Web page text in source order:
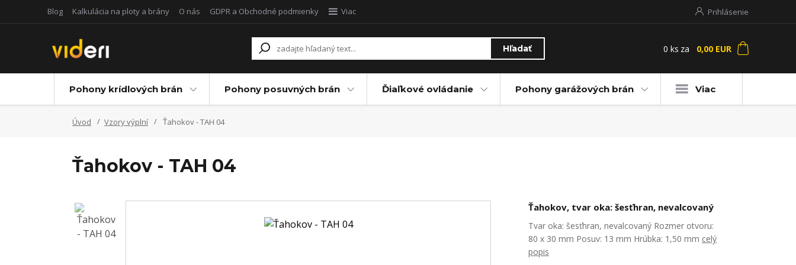
Blog Kalkulácia na ploty a brány O nás GDPR a Obchodné podmienky Viac Prihlásenie
Hľadať 0 ks za 0,00 EUR
Pohony krídlových brán Pohony posuvných brán Ďiaľkové ovládanie Pohony garážových brán Viac
Úvod Vzory výplní Ťahokov - TAH 04
Ťahokov - TAH 04
Ťahokov, tvar oka: šesťhran, nevalcovaný
Tvar oka: šesťhran, nevalcovaný Rozmer otvoru:
80 x 30 mm Posuv: 13 mm Hrúbka: 1,50 mm celý
popis